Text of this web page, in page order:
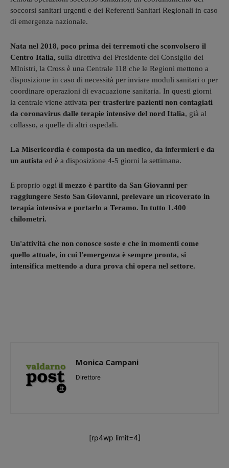
soccorsi sanitari urgenti e dei Referenti Sanitari Regionali in caso
di emergenza nazionale.
Nata nel 2018, poco prima dei terremoti che sconvolsero il
Centro Italia, sulla direttiva del Presidente del Consiglio dei
MInistri, la Cross è una Centrale 118 che le Regioni mettono a
disposizione in caso di necessità per inviare moduli sanitari o per
coordinare operazioni di evacuazione sanitaria. In questi giorni
la centrale viene attivata per trasferire pazienti non contagiati
da coronavirus dalle terapie intensive del nord Italia, già al
collasso, a quelle di altri ospedali.
La Misericordia è composta da un medico, da infermieri e da
un autista ed è a disposizione 4-5 giorni la settimana.
E proprio oggi il mezzo è partito da San Giovanni per
raggiungere Sesto San Giovanni, prelevare un ricoverato in
terapia intensiva e portarlo a Teramo. In tutto 1.400
chilometri.
Un'attività che non conosce soste e che in momenti come
quello attuale, in cui l'emergenza è sempre pronta, si
intensifica mettendo a dura prova chi opera nel settore.
Monica Campani
Direttore
[rp4wp limit=4]